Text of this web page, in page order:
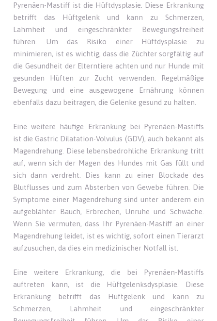
Pyrenäen-Mastiff ist die Hüftdysplasie. Diese Erkrankung
betrifft das Hüftgelenk und kann zu Schmerzen,
Lahmheit und eingeschränkter Bewegungsfreiheit
führen. Um das Risiko einer Hüftdysplasie zu
minimieren, ist es wichtig, dass die Züchter sorgfältig auf
die Gesundheit der Elterntiere achten und nur Hunde mit
gesunden Hüften zur Zucht verwenden. Regelmäßige
Bewegung und eine ausgewogene Ernährung können
ebenfalls dazu beitragen, die Gelenke gesund zu halten.
Eine weitere häufige Erkrankung bei Pyrenäen-Mastiffs
ist die Gastric Dilatation-Volvulus (GDV), auch bekannt als
Magendrehung. Diese lebensbedrohliche Erkrankung tritt
auf, wenn sich der Magen des Hundes mit Gas füllt und
sich dann verdreht. Dies kann zu einer Blockade des
Blutflusses und zum Absterben von Gewebe führen. Die
Symptome einer Magendrehung sind unter anderem ein
aufgeblähter Bauch, Erbrechen, Unruhe und Schwäche.
Wenn Sie vermuten, dass Ihr Pyrenäen-Mastiff an einer
Magendrehung leidet, ist es wichtig, sofort einen Tierarzt
aufzusuchen, da dies ein medizinischer Notfall ist.
Eine weitere Erkrankung, die bei Pyrenäen-Mastiffs
auftreten kann, ist die Hüftgelenksdysplasie. Diese
Erkrankung betrifft das Hüftgelenk und kann zu
Schmerzen, Lahmheit und eingeschränkter